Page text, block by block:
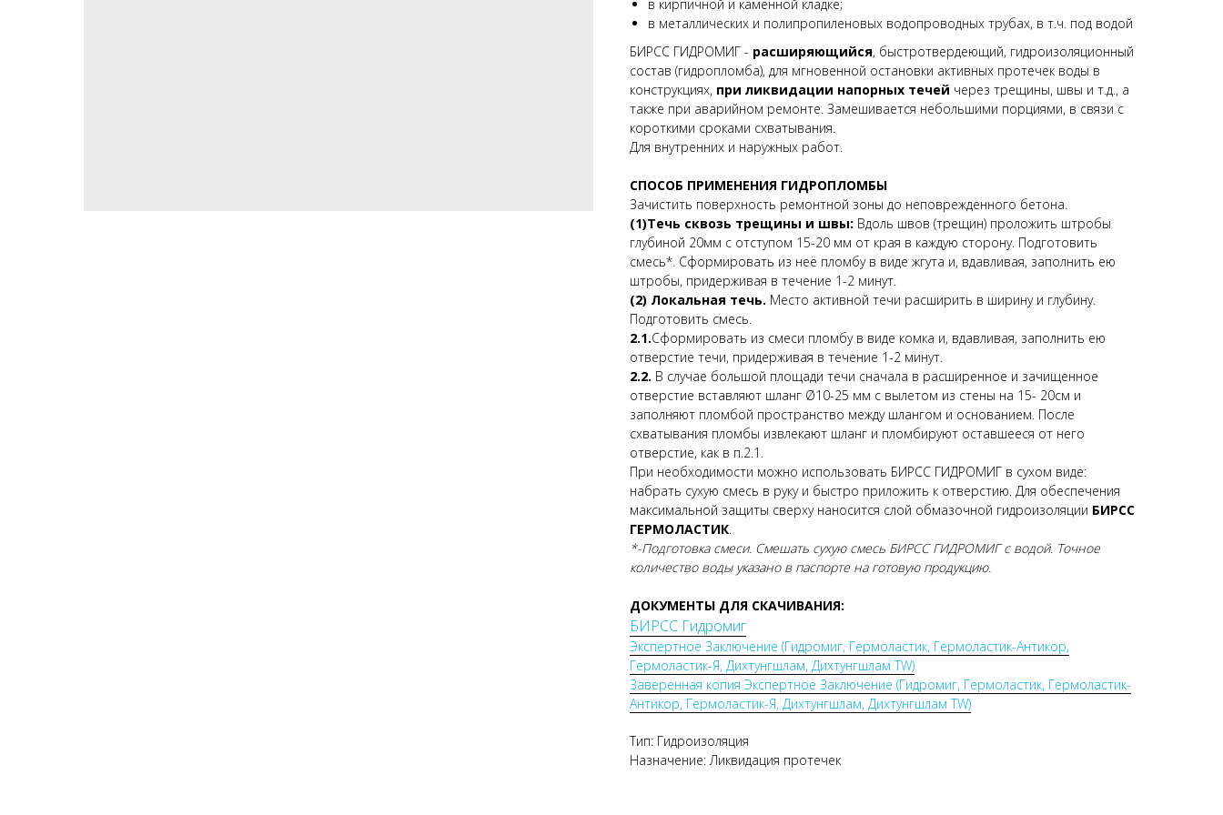
в кирпичной и каменной кладке;
в металлических и полипропиленовых водопроводных трубах, в т.ч. под водой
БИРСС ГИДРОМИГ - расширяющийся, быстротвердеющий, гидроизоляционный
состав (гидропломба), для мгновенной остановки активных протечек воды в
конструкциях, при ликвидации напорных течей через трещины, швы и т.д., а
также при аварийном ремонте. Замешивается небольшими порциями, в связи с
короткими сроками схватывания.
Для внутренних и наружных работ.
СПОСОБ ПРИМЕНЕНИЯ ГИДРОПЛОМБЫ
Зачистить поверхность ремонтной зоны до неповрежденного бетона.
(1)Течь сквозь трещины и швы: Вдоль швов (трещин) проложить штробы
глубиной 20мм с отступом 15-20 мм от края в каждую сторону. Подготовить
смесь*. Сформировать из неё пломбу в виде жгута и, вдавливая, заполнить ею
штробы, придерживая в течение 1-2 минут.
(2) Локальная течь. Место активной течи расширить в ширину и глубину.
Подготовить смесь.
2.1.Сформировать из смеси пломбу в виде комка и, вдавливая, заполнить ею
отверстие течи, придерживая в течение 1-2 минут.
2.2. В случае большой площади течи сначала в расширенное и зачищенное
отверстие вставляют шланг Ø10-25 мм с вылетом из стены на 15- 20см и
заполняют пломбой пространство между шлангом и основанием. После
схватывания пломбы извлекают шланг и пломбируют оставшееся от него
отверстие, как в п.2.1.
При необходимости можно использовать БИРСС ГИДРОМИГ в сухом виде:
набрать сухую смесь в руку и быстро приложить к отверстию. Для обеспечения
максимальной защиты сверху наносится слой обмазочной гидроизоляции БИРСС
ГЕРМОЛАСТИК.
*-Подготовка смеси. Смешать сухую смесь БИРСС ГИДРОМИГ с водой. Точное
количество воды указано в паспорте на готовую продукцию.
ДОКУМЕНТЫ ДЛЯ СКАЧИВАНИЯ:
БИРСС Гидромиг
Экспертное Заключение (Гидромиг, Гермоластик, Гермоластик-Антикор,
Гермоластик-Я, Дихтунгшлам, Дихтунгшлам TW)
Заверенная копия Экспертное Заключение (Гидромиг, Гермоластик, Гермоластик-
Антикор, Гермоластик-Я, Дихтунгшлам, Дихтунгшлам TW)
Тип: Гидроизоляция
Назначение: Ликвидация протечек